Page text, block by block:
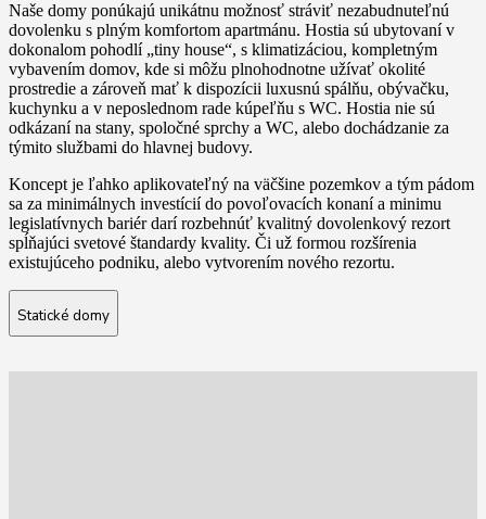
Naše domy ponúkajú unikátnu možnosť stráviť nezabudnuteľnú
dovolenku s plným komfortom apartmánu. Hostia sú ubytovaní v
dokonalom pohodlí „tiny house“, s klimatizáciou, kompletným
vybavením domov, kde si môžu plnohodnotne užívať okolité
prostredie a zároveň mať k dispozícii luxusnú spálňu, obývačku,
kuchynku a v neposlednom rade kúpeľňu s WC. Hostia nie sú
odkázaní na stany, spoločné sprchy a WC, alebo dochádzanie za
týmito službami do hlavnej budovy.
Koncept je ľahko aplikovateľný na väčšine pozemkov a tým pádom
sa za minimálnych investícií do povoľovacích konaní a minimu
legislatívnych bariér darí rozbehnúť kvalitný dovolenkový rezort
spĺňajúci svetové štandardy kvality. Či už formou rozšírenia
existujúceho podniku, alebo vytvorením nového rezortu.
Statické domy